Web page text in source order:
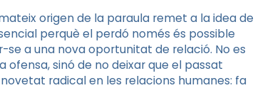
origen de la paraula remet a la idea de
perquè el perdó només és possible
a una nova oportunitat de relació. No es
ofensa, sinó de no deixar que el passat
radical en les relacions humanes: fa